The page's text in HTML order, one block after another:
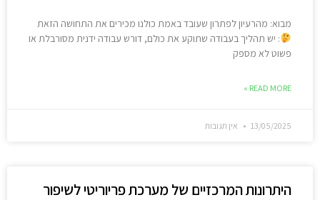
מבוא: מהרעיון לפתרון שעובד באמת כולנו מכירים את התחושה הזאת
: יש תהליך בעבודה שתוקע את כולם, דורש עבודה ידנית מסורבלת או
פשוט לא מספק
READ MORE »
13/05/2025 אין תגובות
היתרונות המרכזיים של מערכת פריוריטי לשיפור